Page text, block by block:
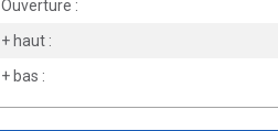
Ouverture :
+ haut :
+ bas :